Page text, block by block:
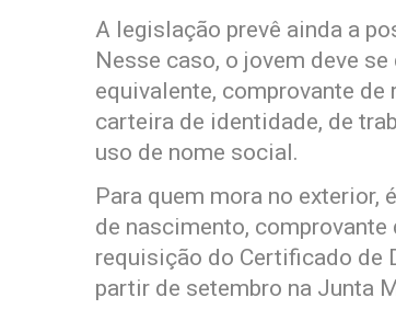
A legislação prevê ainda a
Nesse caso, o jovem deve
equivalente, comprovante
carteira de identidade, de
uso de nome social.
Para quem mora no
de nascimento,
requisição do Certificado de
partir de setembro na Junta